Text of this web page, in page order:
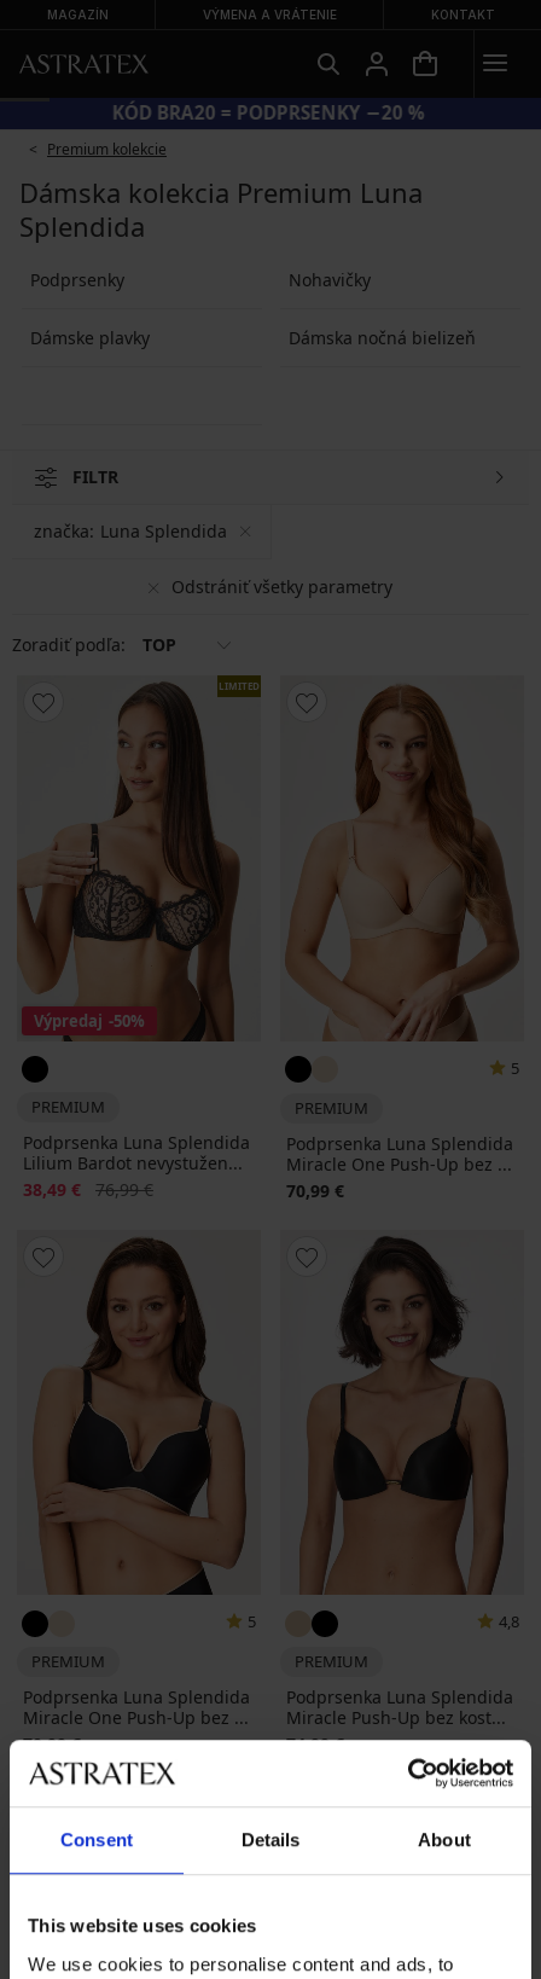
Consent Details About
This website uses cookies
We use cookies to personalise content and ads, to
MAGAZÍN VÝMENA A VRÁTENIE KONTAKT
KÓD BRA20 = PODPRSENKY −20 %
Premium kolekcie
Dámska kolekcia Premium Luna
Splendida
Podprsenky Nohavičky
Dámske plavky Dámska nočná bielizeň
FILTR
Odstrániť všetky parametry
značka: Luna Splendida
Zoradiť podľa: TOP
LIMITED
Výpredaj -50%
PREMIUM
Podprsenka Luna Splendida
Lilium Bardot nevystužen...
Zľava
38,49 € Pôvodná cena
76,99 €
5
PREMIUM
Podprsenka Luna Splendida
Miracle One Push-Up bez ...
70,99 €
5
PREMIUM
Podprsenka Luna Splendida
Miracle One Push-Up bez ...
70,99 €
4,8
PREMIUM
Podprsenka Luna Splendida
Miracle Push-Up bez kost...
74,99 €